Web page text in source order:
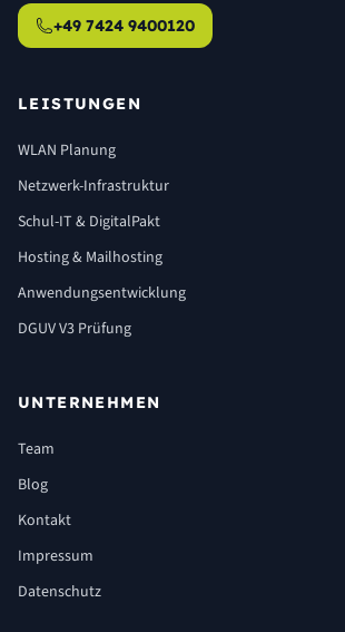
+49 7424 9400120
LEISTUNGEN
WLAN Planung
Netzwerk-Infrastruktur
Schul-IT & DigitalPakt
Hosting & Mailhosting
Anwendungsentwicklung
DGUV V3 Prüfung
UNTERNEHMEN
Team
Blog
Kontakt
Impressum
Datenschutz